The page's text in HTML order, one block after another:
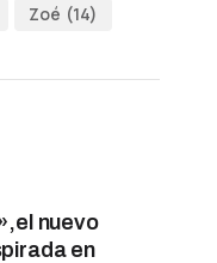
Zoé (14)
nuevo
en